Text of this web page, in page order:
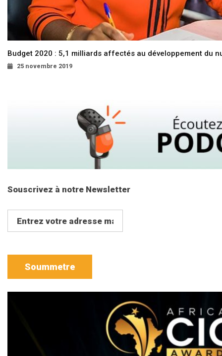
Budget 2020 : 5,1 milliards affectés au développement du
25 novembre 2019
Souscrivez à notre Newsletter